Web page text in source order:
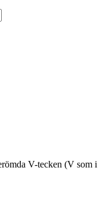
V-tecken (V som i